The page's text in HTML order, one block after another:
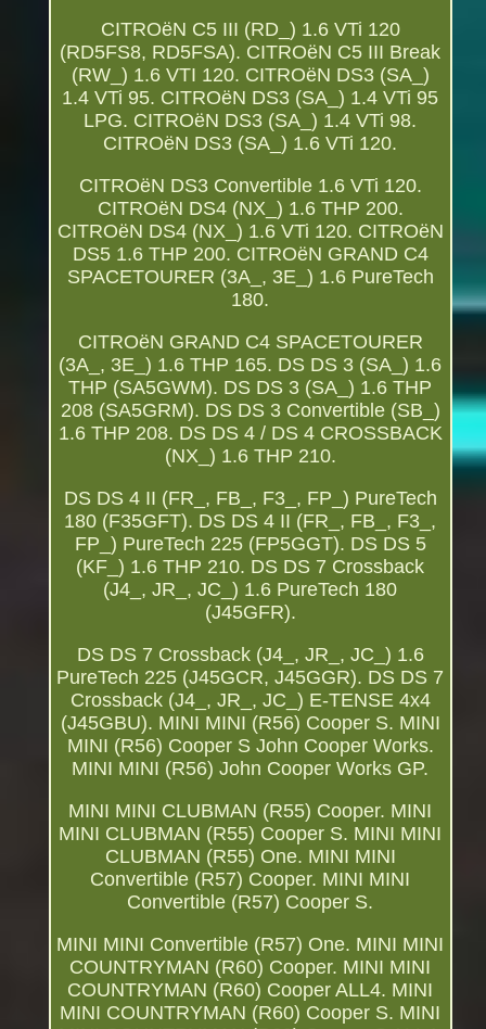
CITROëN C5 III (RD_) 1.6 VTi 120
(RD5FS8, RD5FSA). CITROëN C5 III Break
(RW_) 1.6 VTI 120. CITROëN DS3 (SA_)
1.4 VTi 95. CITROëN DS3 (SA_) 1.4 VTi 95
LPG. CITROëN DS3 (SA_) 1.4 VTi 98.
CITROëN DS3 (SA_) 1.6 VTi 120.
CITROëN DS3 Convertible 1.6 VTi 120.
CITROëN DS4 (NX_) 1.6 THP 200.
CITROëN DS4 (NX_) 1.6 VTi 120. CITROëN
DS5 1.6 THP 200. CITROëN GRAND C4
SPACETOURER (3A_, 3E_) 1.6 PureTech
180.
CITROëN GRAND C4 SPACETOURER
(3A_, 3E_) 1.6 THP 165. DS DS 3 (SA_) 1.6
THP (SA5GWM). DS DS 3 (SA_) 1.6 THP
208 (SA5GRM). DS DS 3 Convertible (SB_)
1.6 THP 208. DS DS 4 / DS 4 CROSSBACK
(NX_) 1.6 THP 210.
DS DS 4 II (FR_, FB_, F3_, FP_) PureTech
180 (F35GFT). DS DS 4 II (FR_, FB_, F3_,
FP_) PureTech 225 (FP5GGT). DS DS 5
(KF_) 1.6 THP 210. DS DS 7 Crossback
(J4_, JR_, JC_) 1.6 PureTech 180
(J45GFR).
DS DS 7 Crossback (J4_, JR_, JC_) 1.6
PureTech 225 (J45GCR, J45GGR). DS DS 7
Crossback (J4_, JR_, JC_) E-TENSE 4x4
(J45GBU). MINI MINI (R56) Cooper S. MINI
MINI (R56) Cooper S John Cooper Works.
MINI MINI (R56) John Cooper Works GP.
MINI MINI CLUBMAN (R55) Cooper. MINI
MINI CLUBMAN (R55) Cooper S. MINI MINI
CLUBMAN (R55) One. MINI MINI
Convertible (R57) Cooper. MINI MINI
Convertible (R57) Cooper S.
MINI MINI Convertible (R57) One. MINI MINI
COUNTRYMAN (R60) Cooper. MINI MINI
COUNTRYMAN (R60) Cooper ALL4. MINI
MINI COUNTRYMAN (R60) Cooper S. MINI